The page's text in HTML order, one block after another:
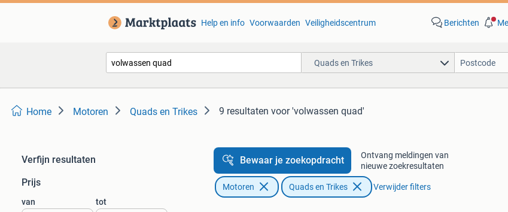
Help en info Voorwaarden Veiligheidscentrum Berichten
Quads en Trikes
Home Motoren Quads en Trikes 9 resultaten voor 'volwassen quad'
Verfijn resultaten
Prijs
van tot
Bewaar je zoekopdracht
Ontvang meldingen van
nieuwe zoekresultaten
Motoren Quads en Trikes Verwijder filters